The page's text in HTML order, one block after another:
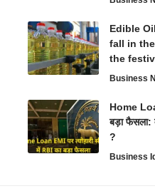
Edible
fall in
the
Business
Home
बड़ा फैसला:
?
Business